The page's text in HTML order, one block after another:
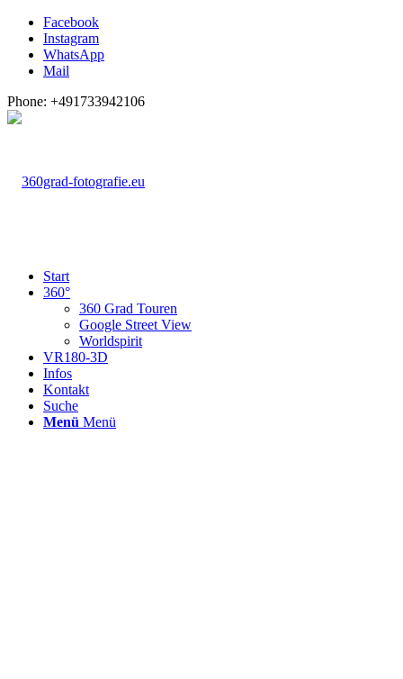
Facebook
Instagram
WhatsApp
Mail
Phone: +491733942106
Start
360°
360 Grad Touren
Google Street View
Worldspirit
VR180-3D
Infos
Kontakt
Suche
Menü Menü